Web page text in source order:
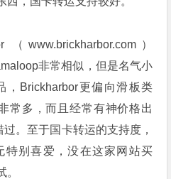
）
非常相似，但是名气小
，Brickharbor更偏向滑板类
常多，而且经常有神价格出
。至于国卡转运的支持度，
特别喜爱，没在这家网站买